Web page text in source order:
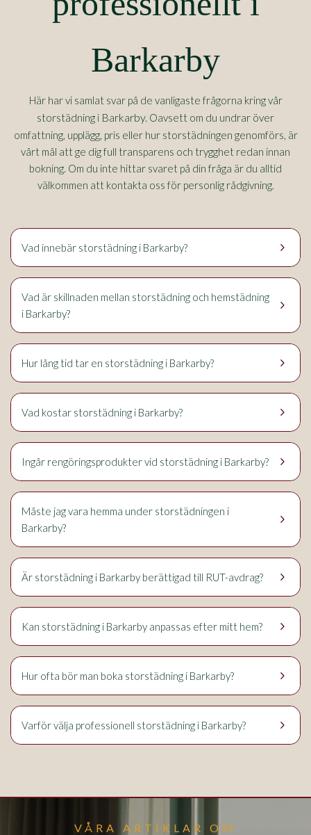
Barkarby
Här har vi samlat svar på de vanligaste frågorna kring vår
storstädning i Barkarby. Oavsett om du undrar över
omfattning, upplägg, pris eller hur storstädningen genomförs, är
vårt mål att ge dig full transparens och trygghet redan innan
bokning. Om du inte hittar svaret på din fråga är du alltid
välkommen att kontakta oss för personlig rådgivning.
keyboard_arrow_right
Vad innebär storstädning i Barkarby?
keyboard_arrow_right
Vad är skillnaden mellan storstädning och hemstädning
i Barkarby?
keyboard_arrow_right
Hur lång tid tar en storstädning i Barkarby?
keyboard_arrow_right
Vad kostar storstädning i Barkarby?
keyboard_arrow_right
Ingår rengöringsprodukter vid storstädning i Barkarby?
keyboard_arrow_right
Måste jag vara hemma under storstädningen i
Barkarby?
keyboard_arrow_right
Är storstädning i Barkarby berättigad till RUT-avdrag?
keyboard_arrow_right
Kan storstädning i Barkarby anpassas efter mitt hem?
keyboard_arrow_right
Hur ofta bör man boka storstädning i Barkarby?
keyboard_arrow_right
Varför välja professionell storstädning i Barkarby?
VÅRA ARTIKLAR OM